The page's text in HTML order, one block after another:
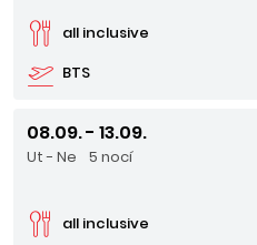
BTS
all inclusive
08.09. - 13.09.
Ut - Ne 5 nocí
all inclusive